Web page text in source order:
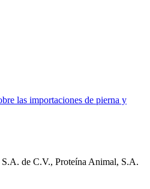
las importaciones de pierna y
de C.V., Proteína Animal, S.A.